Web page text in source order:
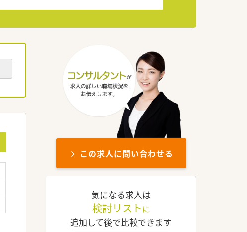
この求人に問い合わせる
気になる求人は
検討リスト に
追加して後で比較できます